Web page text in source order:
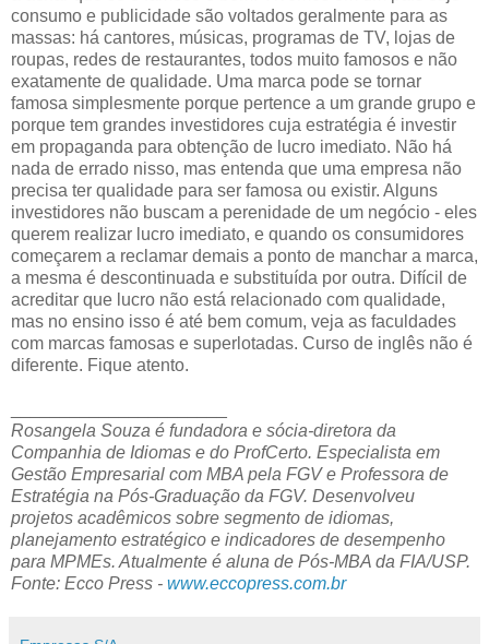
consumo e publicidade são voltados geralmente para as
massas: há cantores, músicas, programas de TV, lojas de
roupas, redes de restaurantes, todos muito famosos e não
exatamente de qualidade. Uma marca pode se tornar
famosa simplesmente porque pertence a um grande grupo e
porque tem grandes investidores cuja estratégia é investir
em propaganda para obtenção de lucro imediato. Não há
nada de errado nisso, mas entenda que uma empresa não
precisa ter qualidade para ser famosa ou existir. Alguns
investidores não buscam a perenidade de um negócio - eles
querem realizar lucro imediato, e quando os consumidores
começarem a reclamar demais a ponto de manchar a marca,
a mesma é descontinuada e substituída por outra. Difícil de
acreditar que lucro não está relacionado com qualidade,
mas no ensino isso é até bem comum, veja as faculdades
com marcas famosas e superlotadas. Curso de inglês não é
diferente. Fique atento.
Rosangela Souza é fundadora e sócia-diretora da
Companhia de Idiomas e do ProfCerto. Especialista em
Gestão Empresarial com MBA pela FGV e Professora de
Estratégia na Pós-Graduação da FGV. Desenvolveu
projetos acadêmicos sobre segmento de idiomas,
planejamento estratégico e indicadores de desempenho
para MPMEs. Atualmente é aluna de Pós-MBA da FIA/USP.
Fonte: Ecco Press - www.eccopress.com.br